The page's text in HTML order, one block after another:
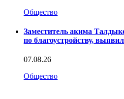
Общество
Заместитель акима
по благоустройству,
07.08.26
Общество